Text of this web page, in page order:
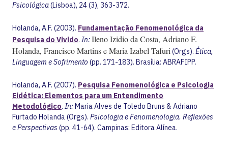
Psicológica(Lisboa), 24 (3), 363-372.
Holanda, A.F. (2003). Fundamentação Fenomenológica da
Pesquisa do Vivido. In:Ileno Izidio da Costa, Adriano F.
Holanda, Francisco Martins e Maria Izabel Tafuri (Orgs). Ética,
Linguagem e Sofrimento (pp. 171-183). Brasília: ABRAFIPP.
Holanda, A.F. (2007). Pesquisa Fenomenológica e Psicologia
Eidética: Elementos para um Entendimento
Metodológico. In:Maria Alves de Toledo Bruns & Adriano
Furtado Holanda (Orgs). Psicologia e Fenomenologia. Reflexões
e Perspectivas (pp. 41-64). Campinas: Editora Alínea.